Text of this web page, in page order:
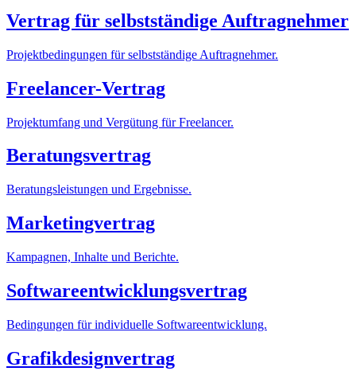
Vertrag für selbstständige Auftragnehmer
Projektbedingungen für selbstständige Auftragnehmer.
Freelancer-Vertrag
Projektumfang und Vergütung für Freelancer.
Beratungsvertrag
Beratungsleistungen und Ergebnisse.
Marketingvertrag
Kampagnen, Inhalte und Berichte.
Softwareentwicklungsvertrag
Bedingungen für individuelle Softwareentwicklung.
Grafikdesignvertrag